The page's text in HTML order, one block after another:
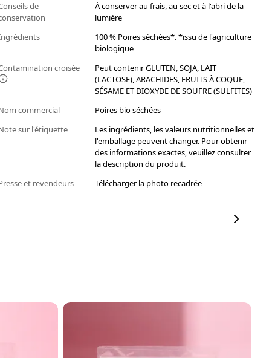
de
À conserver au frais, au sec et à l'abri de la
lumière
100 % Poires séchées*. *issu de l'agriculture
biologique
croisée
Peut contenir GLUTEN, SOJA, LAIT
(LACTOSE), ARACHIDES, FRUITS À COQUE,
SÉSAME ET DIOXYDE DE SOUFRE (SULFITES)
commercial
Poires bio séchées
sur l'étiquette
Les ingrédients, les valeurs nutritionnelles et
l'emballage peuvent changer. Pour obtenir
des informations exactes, veuillez consulter
la description du produit.
et revendeurs
Télécharger la photo recadrée